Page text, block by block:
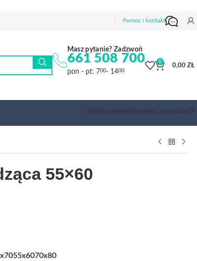
Pomoc i kontakt
Masz pytanie? Zadzwoń
661 508 700
pon - pt: 700- 1400
0
0,00 ZŁ
ARTYKUŁYWSPÓŁPRACA KONTAKT
55×60
55x6070x80